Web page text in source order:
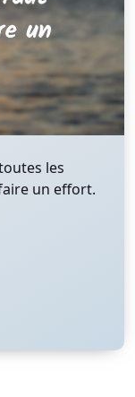
les
un effort.